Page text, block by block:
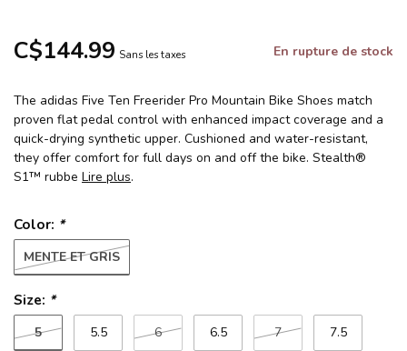
C$144.99 Sans les taxes En rupture de stock
The adidas Five Ten Freerider Pro Mountain Bike Shoes match
proven flat pedal control with enhanced impact coverage and a
quick-drying synthetic upper. Cushioned and water-resistant,
they offer comfort for full days on and off the bike. Stealth®
S1™ rubbe Lire plus.
Color: *
MENTE ET GRIS
Size: *
5 5.5 6 6.5 7 7.5